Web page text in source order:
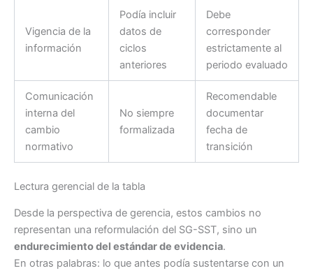
Vigencia de la
información
Podía incluir
datos de
ciclos
anteriores
Debe
corresponder
estrictamente al
periodo evaluado
Comunicación
interna del
cambio
normativo
No siempre
formalizada
Recomendable
documentar
fecha de
transición
Lectura gerencial de la tabla
Desde la perspectiva de gerencia, estos cambios no
representan una reformulación del SG-SST, sino un
endurecimiento del estándar de evidencia.
En otras palabras: lo que antes podía sustentarse con un